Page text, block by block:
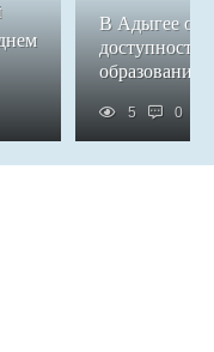
В Адыгее
доступность
образования
5 0